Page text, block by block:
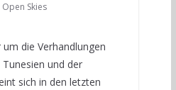
Open Skies
die Verhandlungen
und der
sich in den letzten